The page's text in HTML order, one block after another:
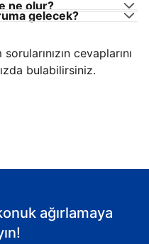
ne olur?
gelecek?
cevaplarını
bulabilirsiniz.
ağırlamaya